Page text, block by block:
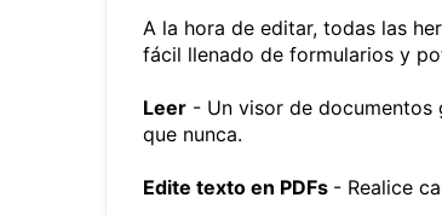
A la hora de editar, todas las
fácil llenado de formularios y
Leer - Un visor de documentos
que nunca.
Edite texto en PDFs - Realice